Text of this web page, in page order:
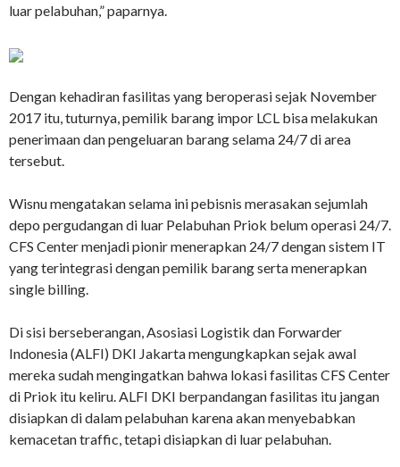
luar pelabuhan,” paparnya.
Dengan kehadiran fasilitas yang beroperasi sejak November
2017 itu, tuturnya, pemilik barang impor LCL bisa melakukan
penerimaan dan pengeluaran barang selama 24/7 di area
tersebut.
Wisnu mengatakan selama ini pebisnis merasakan sejumlah
depo pergudangan di luar Pelabuhan Priok belum operasi 24/7.
CFS Center menjadi pionir menerapkan 24/7 dengan sistem IT
yang terintegrasi dengan pemilik barang serta menerapkan
single billing.
Di sisi berseberangan, Asosiasi Logistik dan Forwarder
Indonesia (ALFI) DKI Jakarta mengungkapkan sejak awal
mereka sudah mengingatkan bahwa lokasi fasilitas CFS Center
di Priok itu keliru. ALFI DKI berpandangan fasilitas itu jangan
disiapkan di dalam pelabuhan karena akan menyebabkan
kemacetan traffic, tetapi disiapkan di luar pelabuhan.